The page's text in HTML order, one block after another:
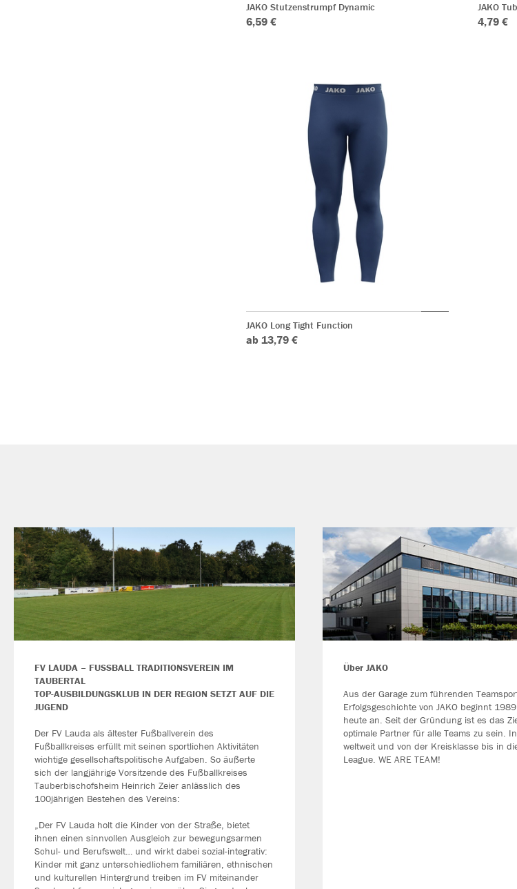
JAKO Stutzenstrumpf Dynamic
6,59 €
JAKO
4,79 €
JAKO Long Tight Function
ab 13,79 €
FV LAUDA – FUSSBALL TRADITIONSVEREIN IM
TAUBERTAL
TOP-AUSBILDUNGSKLUB IN DER REGION SETZT AUF DIE
JUGEND
Der FV Lauda als ältester Fußballverein des
Fußballkreises erfüllt mit seinen sportlichen Aktivitäten
wichtige gesellschaftspolitische Aufgaben. So äußerte
sich der langjährige Vorsitzende des Fußballkreises
Tauberbischofsheim Heinrich Zeier anlässlich des
100jährigen Bestehen des Vereins:
„Der FV Lauda holt die Kinder von der Straße, bietet
ihnen einen sinnvollen Ausgleich zur bewegungsarmen
Schul- und Berufswelt… und wirkt dabei sozial-integrativ:
Kinder mit ganz unterschiedlichem familiären, ethnischen
und kulturellen Hintergrund treiben im FV miteinander
Über JAKO
Aus der Garage zum führenden
Erfolgsgeschichte von JAKO beginnt
heute an. Seit der Gründung ist es das
optimale Partner für alle Teams zu sein.
weltweit und von der Kreisklasse bis in
League. WE ARE TEAM!